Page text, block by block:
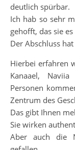
deutlich spürbar.
Ich hab so sehr
gehofft, das sie
Der Abschluss
Hierbei erfahren
Kanaael,
Personen
Zentrum des
Das gibt Ihnen
Sie wirken
Aber auch die